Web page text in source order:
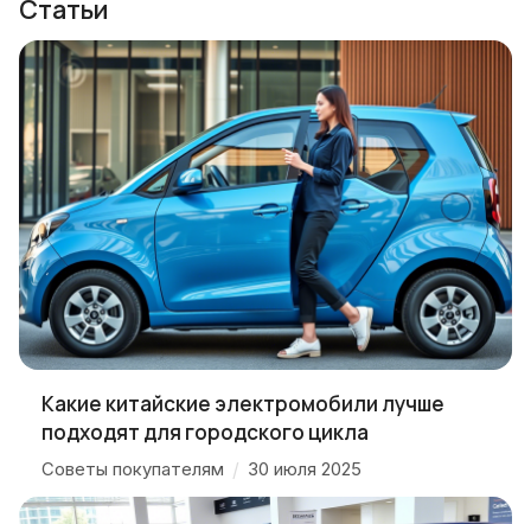
Статьи
Какие китайские электромобили лучше
подходят для городского цикла
Советы покупателям / 30 июля 2025